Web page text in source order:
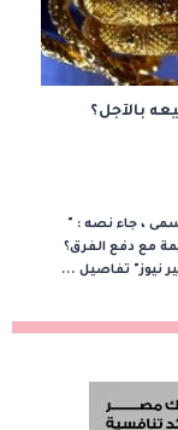
بالآجل؟
، جاء نصه : "
مع دفع الفرق؟
نيوز" تفاصيل ...